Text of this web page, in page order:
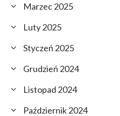
Marzec 2025
Luty 2025
Styczeń 2025
Grudzień 2024
Listopad 2024
Październik 2024